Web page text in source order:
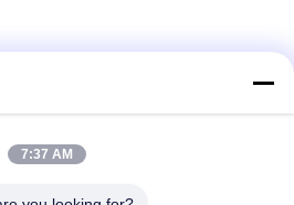
животных,
7:37 AM